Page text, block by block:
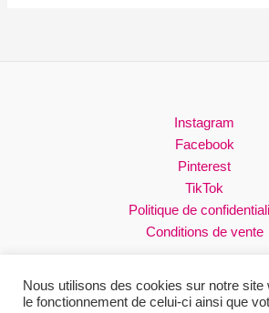
choisies
sur
page
du
produit
Instagram
Facebook
Pinterest
TikTok
Politique de
Conditions de vente
Nous utilisons des cookies sur notre site
le fonctionnement de celui-ci ainsi que